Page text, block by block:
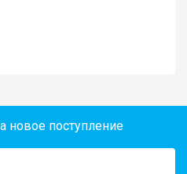
новое поступление